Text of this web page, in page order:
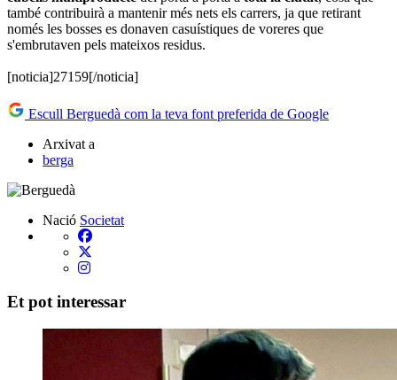
també contribuirà a mantenir més nets els carrers, ja que retirant
només les bosses es donaven casuístiques de voreres que
s'embrutaven pels mateixos residus.
[noticia]27159[/noticia]
Escull Berguedà com la teva font preferida de Google
Arxivat a
berga
Nació Societat
Et pot interessar